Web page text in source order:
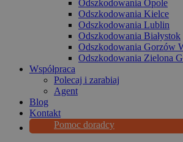
Odszkodowania Opole
Odszkodowania Kielce
Odszkodowania Lublin
Odszkodowania Białystok
Odszkodowania Gorzów
Odszkodowania Zielona
Współpraca
Polecaj i zarabiaj
Agent
Blog
Kontakt
Pomoc doradcy